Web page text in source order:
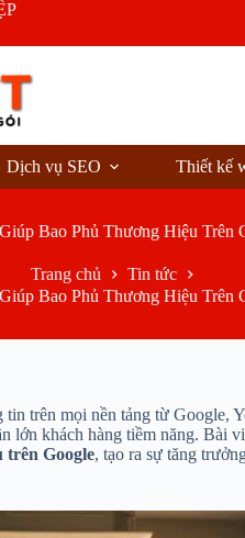
Dịch vụ SEO Thiết kế
Bao Phủ Thương Hiệu Trên
Trang chủ
Tin tức
Bao Phủ Thương Hiệu Trên
trên mọi nền tảng từ Google,
lớn khách hàng tiềm năng. Bài
trên Google, tạo ra sự tăng